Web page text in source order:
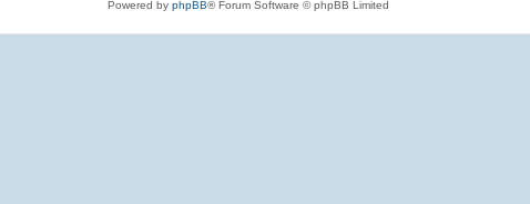
Powered by phpBB® Forum Software © phpBB Limited